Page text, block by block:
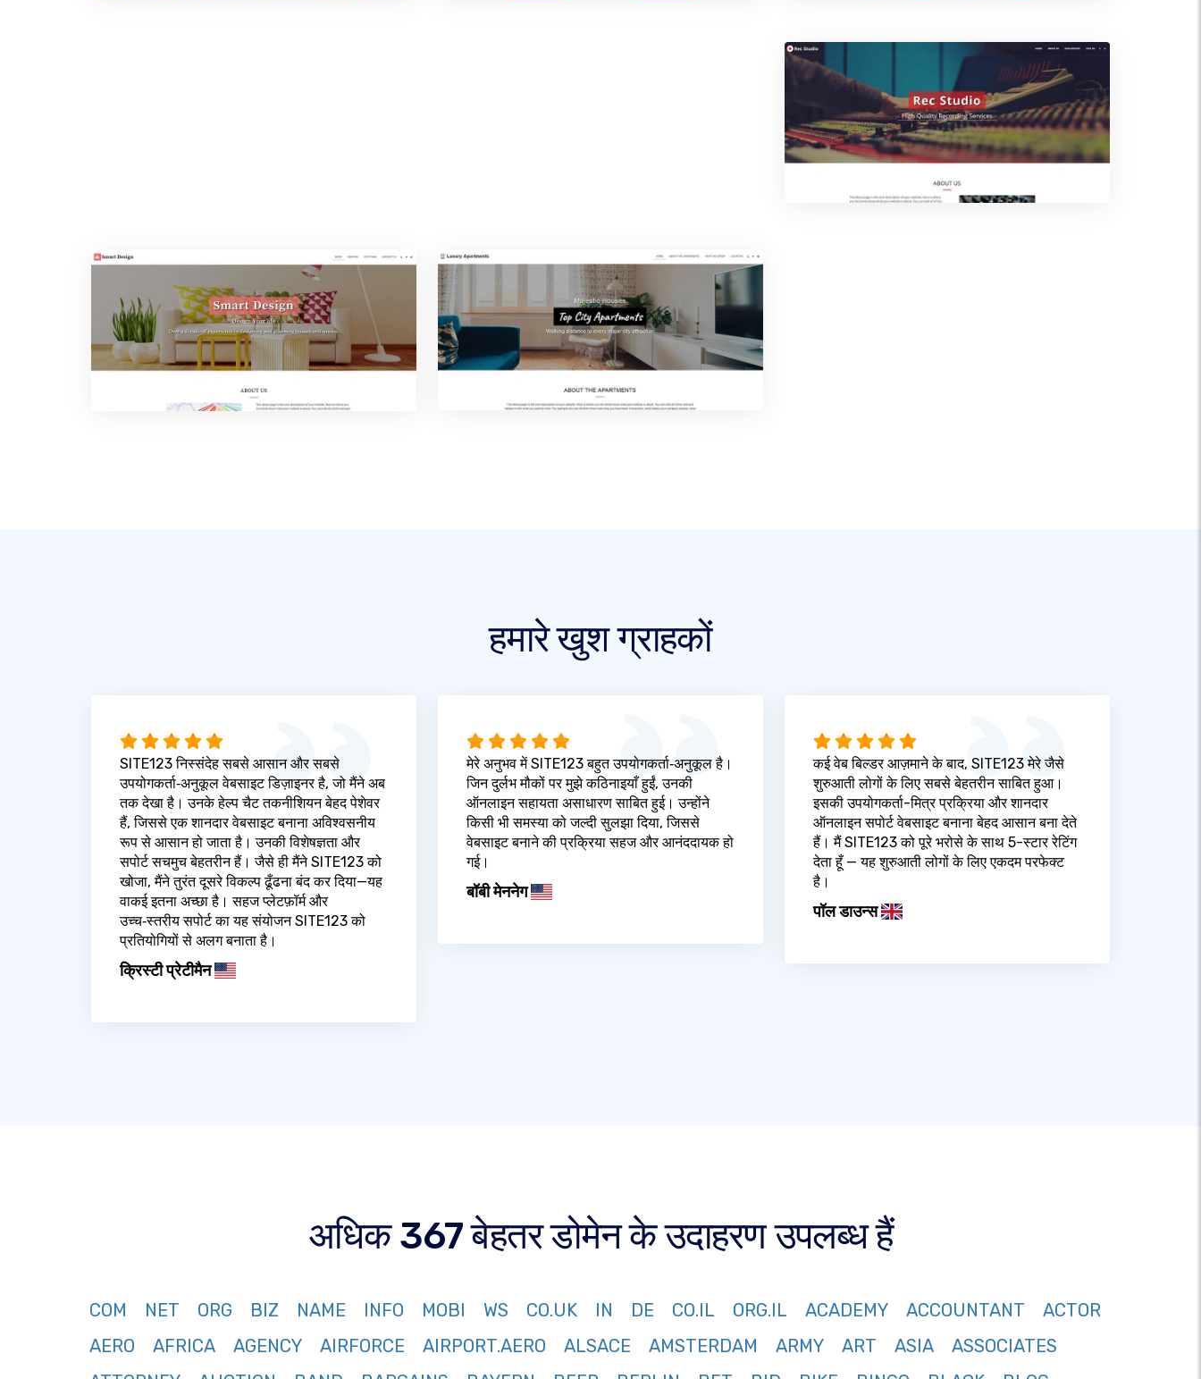
हमारे खुश ग्राहकों
SITE123 निस्संदेह सबसे आसान और सबसे
उपयोगकर्ता‑अनुकूल वेबसाइट डिज़ाइनर है, जो मैंने अब
तक देखा है। उनके हेल्प चैट तकनीशियन बेहद पेशेवर
हैं, जिससे एक शानदार वेबसाइट बनाना अविश्वसनीय
रूप से आसान हो जाता है। उनकी विशेषज्ञता और
सपोर्ट सचमुच बेहतरीन हैं। जैसे ही मैंने SITE123 को
खोजा, मैंने तुरंत दूसरे विकल्प ढूँढना बंद कर दिया—यह
वाकई इतना अच्छा है। सहज प्लेटफ़ॉर्म और
उच्च‑स्तरीय सपोर्ट का यह संयोजन SITE123 को
प्रतियोगियों से अलग बनाता है।
क्रिस्टी प्रेटीमैन
मेरे अनुभव में SITE123 बहुत उपयोगकर्ता‑अनुकूल है।
जिन दुर्लभ मौकों पर मुझे कठिनाइयाँ हुईं, उनकी
ऑनलाइन सहायता असाधारण साबित हुई। उन्होंने
किसी भी समस्या को जल्दी सुलझा दिया, जिससे
वेबसाइट बनाने की प्रक्रिया सहज और आनंददायक हो
गई।
बॉबी मेननेग
कई वेब बिल्डर आज़माने के बाद, SITE123 मेरे जैसे
शुरुआती लोगों के लिए सबसे बेहतरीन साबित हुआ।
इसकी उपयोगकर्ता-मित्र प्रक्रिया और शानदार
ऑनलाइन सपोर्ट वेबसाइट बनाना बेहद आसान बना देते
हैं। मैं SITE123 को पूरे भरोसे के साथ 5-स्टार रेटिंग
देता हूँ — यह शुरुआती लोगों के लिए एकदम परफेक्ट
है।
पॉल डाउन्स
अधिक 367 बेहतर डोमेन के उदाहरण उपलब्ध हैं
COM NET ORG BIZ NAME INFO MOBI WS CO.UK IN DE CO.IL ORG.IL ACADEMY ACCOUNTANT
ACTOR
AERO
AFRICA AGENCY AIRFORCE AIRPORT.AERO ALSACE AMSTERDAM ARMY ART ASIA
ASSOCIATES